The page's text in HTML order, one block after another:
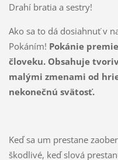
Drahí bratia a sestry!
Ako sa to dá dosiahnuť v
Pokáním! Pokánie
človeku. Obsahuje
malými zmenami od
nekonečnú svätosť.
Keď sa um prestane
škodlivé, keď slová